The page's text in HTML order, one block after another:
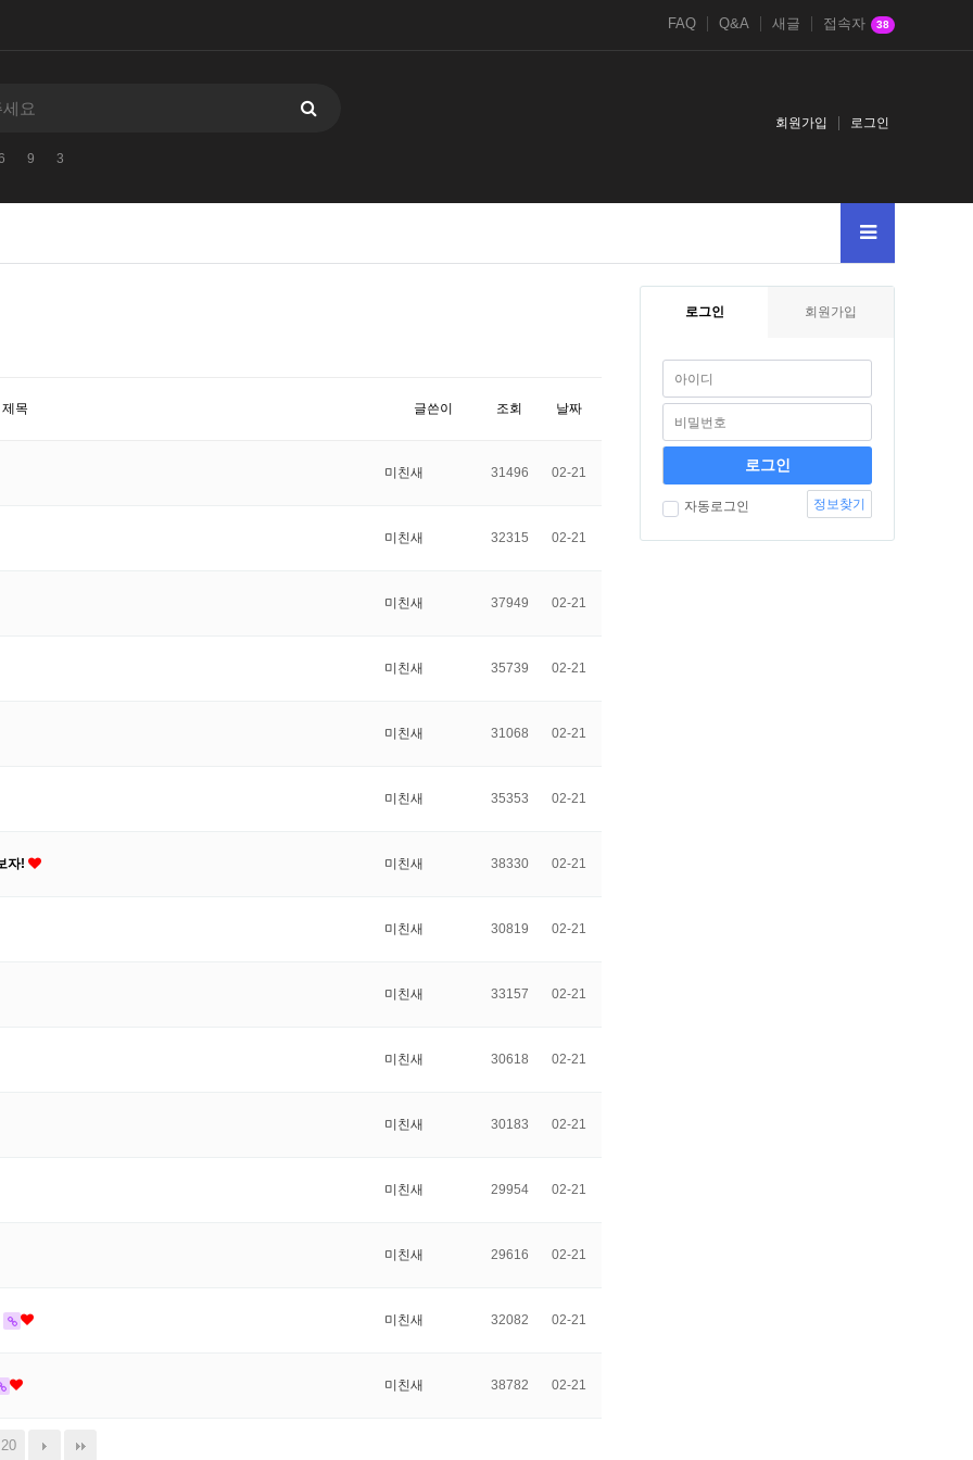
FAQ Q&A 새글 접속자 38
9 3
회원가입 로그인
제목 글쓴이 조회 날짜
미친새 31496 02-21
미친새 32315 02-21
미친새 37949 02-21
미친새 35739 02-21
미친새 31068 02-21
미친새 35353 02-21
자! 미친새 38330 02-21
미친새 30819 02-21
미친새 33157 02-21
미친새 30618 02-21
미친새 30183 02-21
미친새 29954 02-21
미친새 29616 02-21
미친새 32082 02-21
미친새 38782 02-21
20
로그인 회원가입
자동로그인 정보찾기